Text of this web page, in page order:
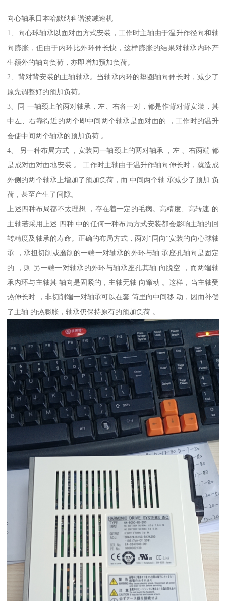
向心轴承日本哈默纳科谐波减速机
1、向心球轴承以面对面方式安装，工作时主轴由于温升作径向和轴
向膨胀，但由于内环比外环伸长快，这样膨胀的结果对轴承内环产
生额外的轴向负荷，亦即增加预加负荷。
2、背对背安装的主轴轴承。当轴承内环的垫圈轴向伸长时，减少了
原先调整好的预加负荷。
3、同 一轴颈上的两对轴承，左、右各一对，都是作背对背安装，其
中左、右靠得近的两个即中间两个轴承是面对面的 ，工作时的温升
会使中间两个轴承的预加负荷 。
4、 另一种布局方式 ，安装同一轴颈上的两对轴承 ，左 、右两端 都
是成对面对面地安装 。 工作时主轴由于温升作轴向伸长时，就造成
外侧的两个轴承上增加了预加负荷，而 中间两个轴 承减少了预加 负
荷，甚至产生了间隙。
上述四种布局都不太理想 ，存在着一定的毛病。高精度、高转速 的
主轴若采用上述 四种 中的任何一种布局方式安装都会影响主轴的回
转精度及轴承的寿命。正确的布局方式，两对"同向''安装的向心球轴
承 ，承担切削或磨削的一端一对轴承的外环与轴 承座孔轴向是固定
的 ，则 另一端一对轴承的外环与轴承座孔其轴 向脱空 ，而两端轴
承内环与主轴其 轴向是固紧的，主轴无轴 向窜动 。这样，当主轴受
热伸长时 ，非切削端一对轴承可以在套 筒里向中间移 动，因而补偿
了主轴 的热膨胀，轴承仍保持原有的预加负荷 。